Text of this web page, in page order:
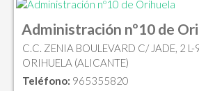
Administración nº10 de
C.C. ZENIA BOULEVARD C/ JADE, 2
ORIHUELA (ALICANTE)
Teléfono: 965355820